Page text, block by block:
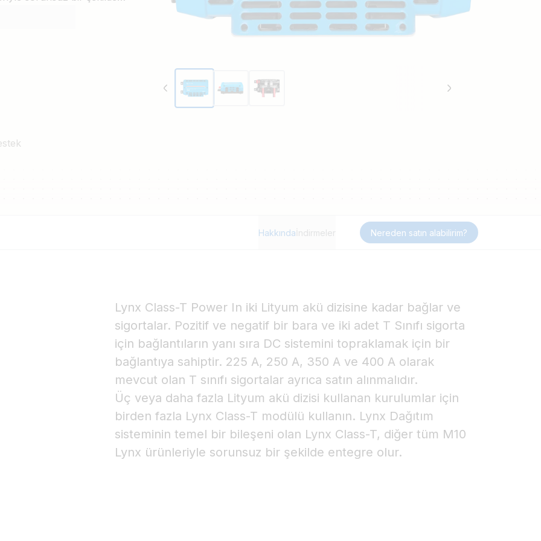
Hakkında İndirmeler Nereden satın alabilirim?
Lynx Class-T Power In iki Lityum akü dizisine kadar bağlar ve
sigortalar. Pozitif ve negatif bir bara ve iki adet T Sınıfı sigorta
için bağlantıların yanı sıra DC sistemini topraklamak için bir
bağlantıya sahiptir. 225 A, 250 A, 350 A ve 400 A olarak
mevcut olan T sınıfı sigortalar ayrıca satın alınmalıdır.
Üç veya daha fazla Lityum akü dizisi kullanan kurulumlar için
birden fazla Lynx Class-T modülü kullanın. Lynx Dağıtım
sisteminin temel bir bileşeni olan Lynx Class-T, diğer tüm M10
Lynx ürünleriyle sorunsuz bir şekilde entegre olur.